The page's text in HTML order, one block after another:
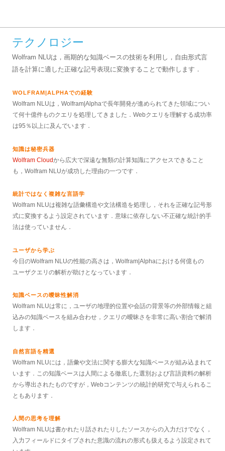
テクノロジー
Wolfram NLUは，画期的な知識ベースの技術を利用し，自由形式言
語を計算に適した正確な記号表現に変換することで動作します．
WOLFRAM|ALPHAでの経験
Wolfram NLUは，Wolfram|Alphaで長年開発が進められてきた領域につい
て何十億件ものクエリを処理してきました．Webクエリを理解する成功率
は95％以上に及んでいます．
知識は秘密兵器
Wolfram Cloudから広大で深遠な無類の計算知識にアクセスできること
も，Wolfram NLUが成功した理由の一つです．
統計ではなく複雑な言語学
Wolfram NLUは複雑な語彙構造や文法構造を処理し，それを正確な記号形
式に変換するよう設定されています．意味に依存しない不正確な統計的手
法は使っていません．
ユーザから学ぶ
今日のWolfram NLUの性能の高さは，Wolfram|Alphaにおける何億もの
ユーザクエリの解析が助けとなっています．
知識ベースの曖昧性解消
Wolfram NLUは常に，ユーザの地理的位置や会話の背景等の外部情報と組
込みの知識ベースを組み合わせ，クエリの曖昧さを非常に高い割合で解消
します．
自然言語を精選
Wolfram NLUには，語彙や文法に関する膨大な知識ベースが組み込まれて
います．この知識ベースは人間による徹底した選別および言語資料の解析
から導出されたものですが，Webコンテンツの統計的研究で与えられるこ
ともあります．
人間の思考を理解
Wolfram NLUは書かれたり話されたりしたソースからの入力だけでなく，
入力フィールドにタイプされた意識の流れの形式も扱えるよう設定されて